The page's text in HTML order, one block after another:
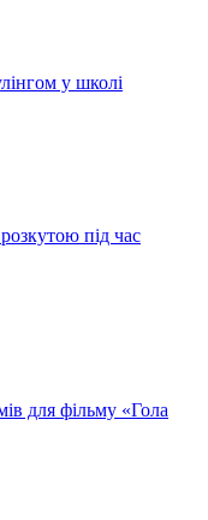
у школі
під час
для фільму «Гола